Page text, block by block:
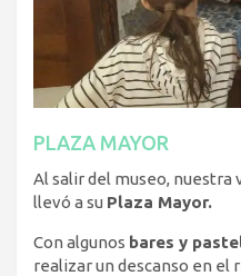
PLAZA MAYOR
Al salir del museo, nuestra
llevó a su Plaza Mayor.
Con algunos bares y
realizar un descanso en el